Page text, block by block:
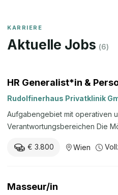
KARRIERE
Aktuelle Jobs (6)
HR Generalist*in &
Rudolfinerhaus Privatklinik
Aufgabengebiet mit operativen
Verantwortungsbereichen Die
mitzugestalten Eine attraktive
Arbeitsumfeld mit kurzen
€ 3.800 Wien
Masseur/in